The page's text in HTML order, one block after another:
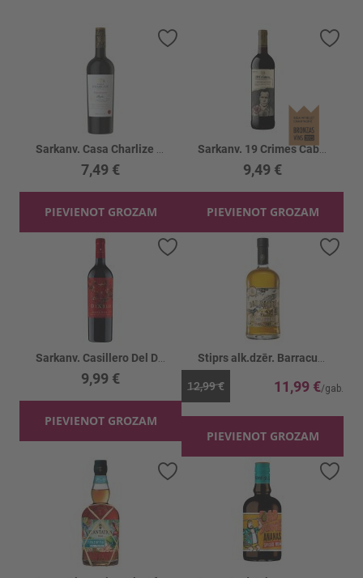
7,49 €
PIEVIENOT GROZAM
9,49 €
PIEVIENOT GROZAM
9,99 €
PIEVIENOT GROZAM
Pievienot vēlmju sarakstam
12,99 € 11,99 €
PIEVIENOT GROZAM
Pievienot vēlmju sarakstam